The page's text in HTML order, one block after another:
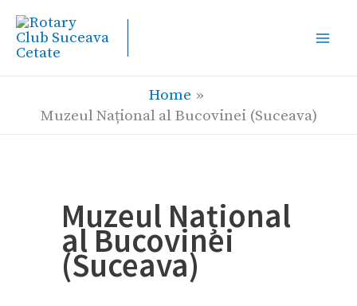
Skip
content
Home
Muzeul Național al Bucovinei (Suceava)
Muzeul Național
al Bucovinei
(Suceava)